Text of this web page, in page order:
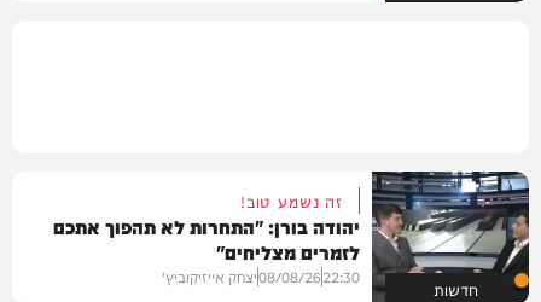
חדשות
זה נשמע טוב!
יהודה בורן: "התחרות לא תהפוך אתכם
לזמרים מצליחים"
22:30
08/08/26יצחק אייזיקוביץ'